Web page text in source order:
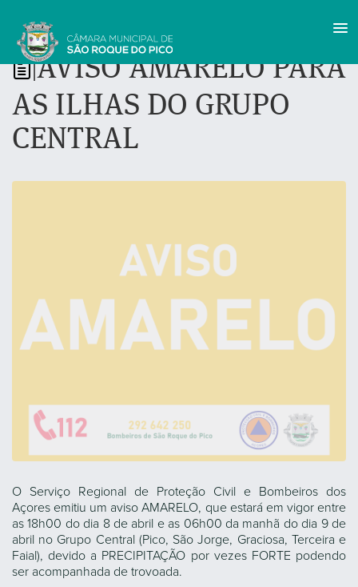
AVISO AMARELO PARA
AS ILHAS DO GRUPO
CENTRAL
O Serviço Regional de Proteção Civil e Bombeiros dos
Açores emitiu um aviso AMARELO, que estará em vigor entre
as 18h00 do dia 8 de abril e as 06h00 da manhã do dia 9 de
abril no Grupo Central (Pico, São Jorge, Graciosa, Terceira e
Faial), devido a PRECIPITAÇÃO por vezes FORTE podendo
ser acompanhada de trovoada.